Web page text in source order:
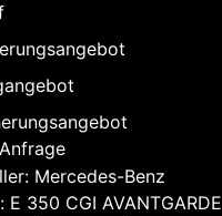
Mercedes-Benz
E 350 CGI AVANTGARDE